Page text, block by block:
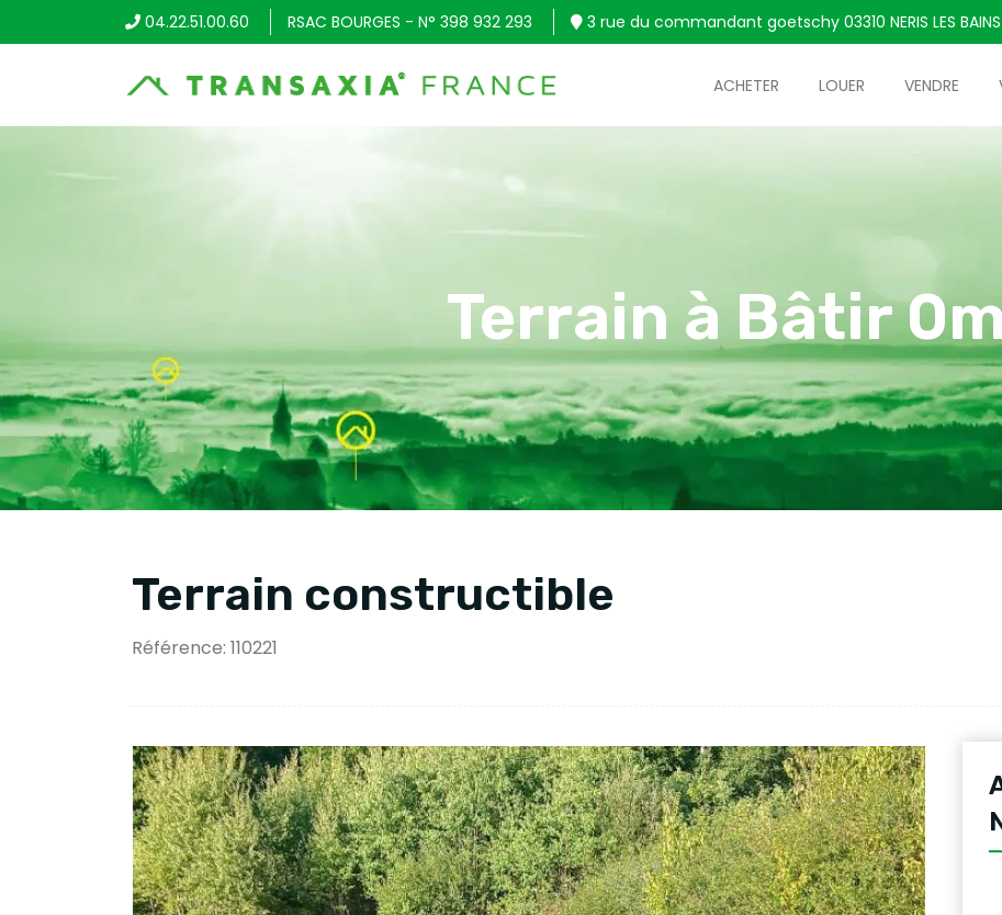
04.22.51.00.60 RSAC BOURGES - N° 398 932 293 3 rue du commandant goetschy 03310 NERIS LES BAINS
ACHETER LOUER VENDRE
Terrain à Bâtir
Terrain constructible
Référence: 110221